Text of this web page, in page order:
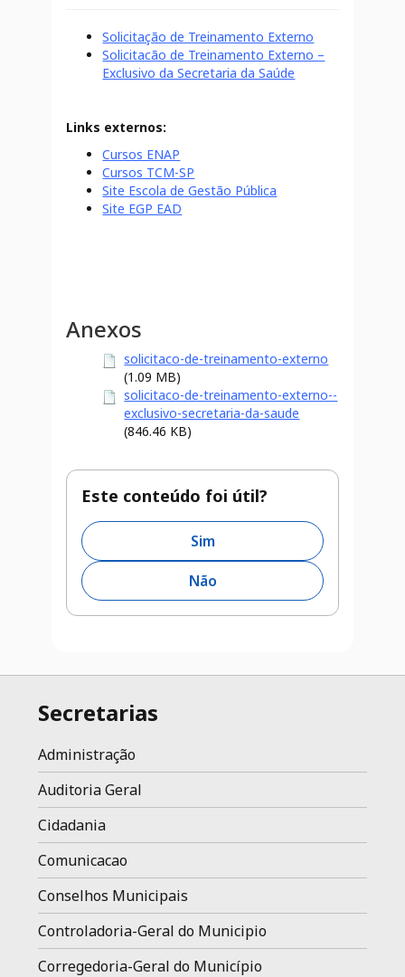
Solicitação de Treinamento Externo
Solicitacão de Treinamento Externo –
Exclusivo da Secretaria da Saúde
Links externos:
Cursos ENAP
Cursos TCM-SP
Site Escola de Gestão Pública
Site EGP EAD
Anexos
solicitaco-de-treinamento-externo
(1.09 MB)
solicitaco-de-treinamento-externo--
exclusivo-secretaria-da-saude
(846.46 KB)
Este conteúdo foi útil?
Sim
Não
Secretarias
Administração
Auditoria Geral
Cidadania
Comunicacao
Conselhos Municipais
Controladoria-Geral do Municipio
Corregedoria-Geral do Município